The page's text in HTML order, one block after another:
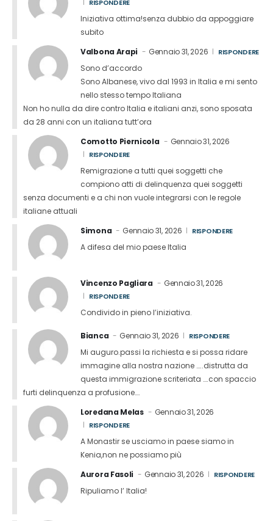
RISPONDERE
Iniziativa ottima!senza dubbio da appoggiare
subito
Valbona Arapi
Gennaio 31, 2026 RISPONDERE
Sono d’accordo
Sono Albanese, vivo dal 1993 in Italia e mi sento
nello stesso tempo Italiana
Non ho nulla da dire contro Italia e italiani anzi, sono sposata
da 28 anni con un italiana tutt’ora
Comotto Piernicola
Gennaio 31, 2026
RISPONDERE
Remigrazione a tutti quei soggetti che
compiono atti di delinquenza quei soggetti
senza documenti e a chi non vuole integrarsi con le regole
italiane attuali
Simona
Gennaio 31, 2026 RISPONDERE
A difesa del mio paese Italia
Vincenzo Pagliara Gennaio 31, 2026
RISPONDERE
Condivido in pieno l’iniziativa.
Bianca Gennaio 31, 2026 RISPONDERE
Mi auguro.passi la richiesta e si possa ridare
immagine alla nostra nazione …..distrutta da
questa immigrazione scriteriata ….con spaccio
furti delinquenza a profusione….
Loredana Melas
Gennaio 31, 2026
RISPONDERE
A Monastir se usciamo in paese siamo in
Kenia,non ne possiamo più
Aurora Fasoli
Gennaio 31, 2026 RISPONDERE
Ripuliamo l’ Italia!